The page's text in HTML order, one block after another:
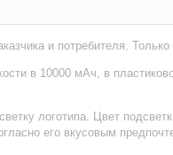
и потребителя.
в 10000 мАч, в
логотипа. Цвет
его вкусовым